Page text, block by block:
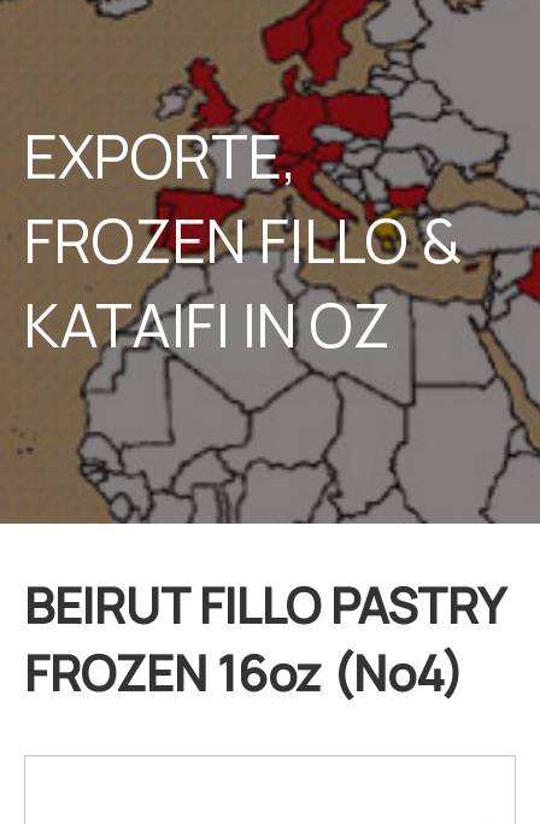
EXPORTE,
FROZEN FILLO &
KATAIFI IN OZ
BEIRUT FILLO PASTRY
FROZEN 16oz (No4)